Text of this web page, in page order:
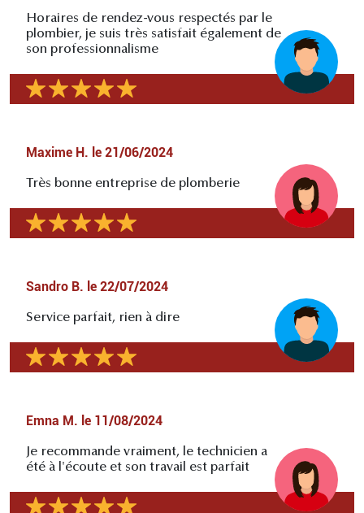
Horaires de rendez-vous respectés par le
plombier, je suis très satisfait également de
son professionnalisme
Maxime H. le 21/06/2024
Très bonne entreprise de plomberie
Sandro B. le 22/07/2024
Service parfait, rien à dire
Emna M. le 11/08/2024
Je recommande vraiment, le technicien a
été à l'écoute et son travail est parfait